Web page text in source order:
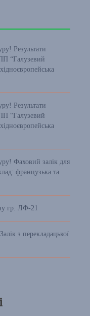
Результати
“Галузевий
Результати
“Галузевий
Фаховий залік для
французька та
гр. ЛФ-21
з перекладацької